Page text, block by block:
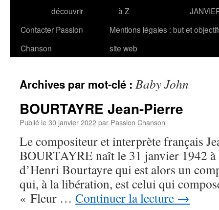
découvrir
à Z
Contacter Passion
Chanson
Mentions légales : but et
site web
Archives par mot-clé : Baby John
BOURTAYRE Jean-Pierre
Publié le30 janvier 2022par Passion Chanson
Le compositeur et interprète français
BOURTAYRE naît le 31 janvier 1942
d’Henri Bourtayre qui est alors un
qui, à la libération, est celui qui
« Fleur … Continuer la lecture →